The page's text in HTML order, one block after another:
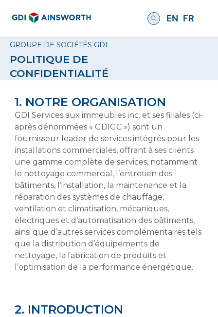
EN FR
GROUPE DE SOCIÉTÉS GDI
POLITIQUE DE
CONFIDENTIALITÉ
1. NOTRE ORGANISATION
GDI Services aux immeubles inc. et ses filiales (ci-
après dénommées « GDIGC ») sont un
fournisseur leader de services intégrés pour les
installations commerciales, offrant à ses clients
une gamme complète de services, notamment
le nettoyage commercial, l’entretien des
bâtiments, l’installation, la maintenance et la
réparation des systèmes de chauffage,
ventilation et climatisation, mécaniques,
électriques et d’automatisation des bâtiments,
ainsi que d’autres services complémentaires tels
que la distribution d’équipements de
nettoyage, la fabrication de produits et
l’optimisation de la performance énergétique.
2. INTRODUCTION